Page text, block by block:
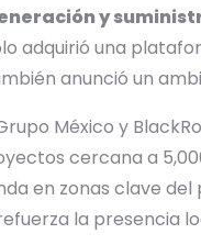
y
adquirió una
anunció un
México y
cercana a
en zonas clave del
la presencia